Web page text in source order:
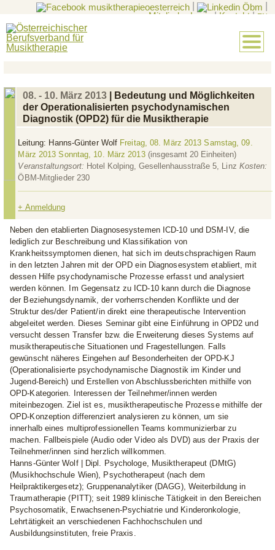
Mitglieder-Login
| Kontakt | EN
08. - 10. März 2013 | Bedeutung und Möglichkeiten
der Operationalisierten psychodynamischen
Diagnostik (OPD2) für die Musiktherapie
Leitung: Hanns-Günter Wolf Freitag, 08. März 2013 Samstag, 09.
März 2013 Sonntag, 10. März 2013 (insgesamt 20 Einheiten)
Veranstaltungsort: Hotel Kolping, Gesellenhausstraße 5, Linz Kosten:
ÖBM-Mitglieder 230 
+ Anmeldung
Neben den etablierten Diagnosesystemen ICD-10 und DSM-IV, die
lediglich zur Beschreibung und Klassifikation von
Krankheitssymptomen dienen, hat sich im deutschsprachigen Raum
in den letzten Jahren mit der OPD ein Diagnosesystem etabliert, mit
dessen Hilfe psychodynamische Prozesse erfasst und analysiert
werden können. Im Gegensatz zu ICD-10 kann durch die Diagnose
der Beziehungsdynamik, der vorherrschenden Konflikte und der
Struktur des/der Patient/in direkt eine therapeutische Intervention
abgeleitet werden. Dieses Seminar gibt eine Einführung in OPD2 und
versucht dessen Transfer bzw. die Erweiterung dieses Systems auf
musiktherapeutische Situationen und Fragestellungen. Falls
gewünscht näheres Eingehen auf Besonderheiten der OPD-KJ
(Operationalisierte psychodynamische Diagnostik im Kinder und
Jugend-Bereich) und Erstellen von Abschlussberichten mithilfe von
OPD-Kategorien. Interessen der Teilnehmer/innen werden
miteinbezogen. Ziel ist es, musiktherapeutische Prozesse mithilfe der
OPD-Konzeption differenziert analysieren zu können, um sie
innerhalb eines multiprofessionellen Teams kommunizierbar zu
machen. Fallbeispiele (Audio oder Video als DVD) aus der Praxis der
Teilnehmer/innen sind herzlich willkommen.
Hanns-Günter Wolf |
Dipl. Psychologe, Musiktherapeut (DMtG)
(Musikhochschule Wien), Psychotherapeut (nach dem
Heilpraktikergesetz); Gruppenanalytiker (DAGG), Weiterbildung in
Traumatherapie (PITT); seit 1989 klinische Tätigkeit in den Bereichen
Psychosomatik, Erwachsenen-Psychiatrie und Kinderonkologie,
Lehrtätigkeit an verschiedenen Fachhochschulen und
Ausbildungsinstituten, freie Praxis.